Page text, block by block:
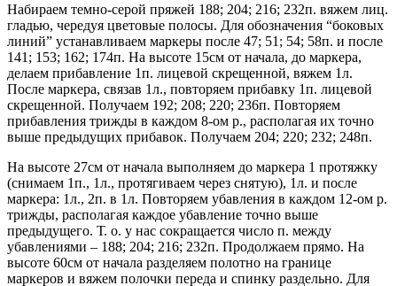
Набираем темно-серой пряжей 188; 204; 216; 232п. вяжем лиц.
гладью, чередуя цветовые полосы. Для обозначения “боковых
линий” устанавливаем маркеры после 47; 51; 54; 58п. и после
141; 153; 162; 174п. На высоте 15см от начала, до маркера,
делаем прибавление 1п. лицевой скрещенной, вяжем 1л.
После маркера, связав 1л., повторяем прибавку 1п. лицевой
скрещенной. Получаем 192; 208; 220; 236п. Повторяем
прибавления трижды в каждом 8-ом р., располагая их точно
выше предыдущих прибавок. Получаем 204; 220; 232; 248п.
На высоте 27см от начала выполняем до маркера 1 протяжку
(снимаем 1п., 1л., протягиваем через снятую), 1л. и после
маркера: 1л., 2п. в 1л. Повторяем убавления в каждом 12-ом р.
трижды, располагая каждое убавление точно выше
предыдущего. Т. о. у нас сокращается число п. между
убавлениями – 188; 204; 216; 232п. Продолжаем прямо. На
высоте 60см от начала разделяем полотно на границе
маркеров и вяжем полочки переда и спинку раздельно. Для